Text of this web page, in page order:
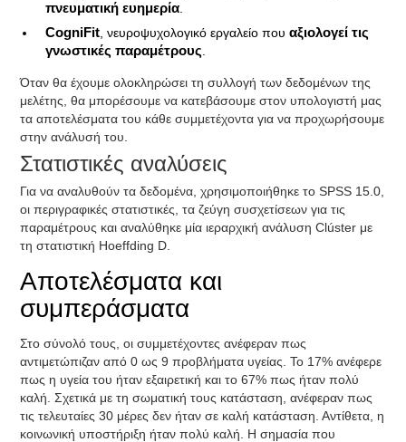
πνευματική ευημερία
CogniFit , νευροψυχολογικό εργαλείο πουαξιολογεί τις
γνωστικές παραμέτρους
Όταν θα έχουμε ολοκληρώσει τη συλλογή των δεδομένων της
μελέτης, θα μπορέσουμε να κατεβάσουμε στον υπολογιστή μας
τα αποτελέσματα του κάθε συμμετέχοντα για να προχωρήσουμε
στην ανάλυσή του.
Στατιστικές αναλύσεις
Για να αναλυθούν τα δεδομένα, χρησιμοποιήθηκε το SPSS 15.0,
οι περιγραφικές στατιστικές, τα ζεύγη συσχετίσεων για τις
παραμέτρους και αναλύθηκε μία ιεραρχική ανάλυση Clúster με
τη στατιστική Hoeffding D.
Αποτελέσματα και
συμπεράσματα
Στο σύνολό τους, οι συμμετέχοντες ανέφεραν πως
αντιμετώπιζαν από 0 ως 9 προβλήματα υγείας. Το 17% ανέφερε
πως η υγεία του ήταν εξαιρετική και το 67% πως ήταν πολύ
καλή. Σχετικά με τη σωματική τους κατάσταση, ανέφεραν πως
τις τελευταίες 30 μέρες δεν ήταν σε καλή κατάσταση. Αντίθετα, η
κοινωνική υποστήριξη ήταν πολύ καλή. Η σημασία που